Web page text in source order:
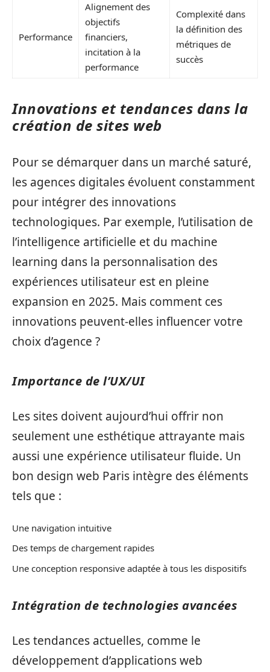
Performance
Alignement des
objectifs
financiers,
incitation à la
performance
Complexité dans
la définition des
métriques de
succès
Innovations et tendances dans la
création de sites web
Pour se démarquer dans un marché saturé,
les agences digitales évoluent constamment
pour intégrer des innovations
technologiques. Par exemple, l’utilisation de
l’intelligence artificielle et du machine
learning dans la personnalisation des
expériences utilisateur est en pleine
expansion en 2025. Mais comment ces
innovations peuvent-elles influencer votre
choix d’agence ?
Importance de l’UX/UI
Les sites doivent aujourd’hui offrir non
seulement une esthétique attrayante mais
aussi une expérience utilisateur fluide. Un
bon design web Paris intègre des éléments
tels que :
Une navigation intuitive
Des temps de chargement rapides
Une conception responsive adaptée à tous les dispositifs
Intégration de technologies avancées
Les tendances actuelles, comme le
développement d’applications web